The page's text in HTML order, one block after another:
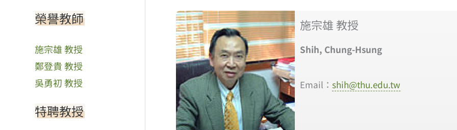
榮譽教師
施宗雄 教授
鄭登貴 教授
吳勇初 教授
特聘教授
施宗雄 教授
Shih, Chung-Hsung
Email： shih@thu.edu.tw